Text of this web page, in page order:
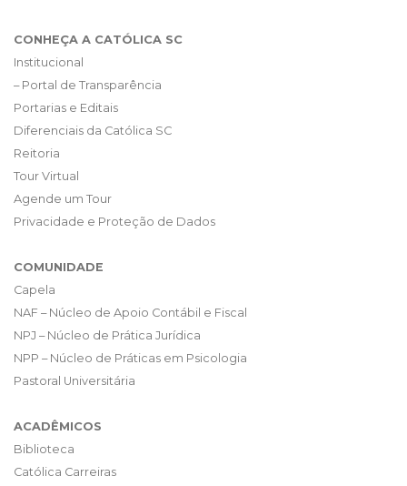
CONHEÇA A CATÓLICA SC
Institucional
– Portal de Transparência
Portarias e Editais
Diferenciais da Católica SC
Reitoria
Tour Virtual
Agende um Tour
Privacidade e Proteção de Dados
COMUNIDADE
Capela
NAF – Núcleo de Apoio Contábil e Fiscal
NPJ – Núcleo de Prática Jurídica
NPP – Núcleo de Práticas em Psicologia
Pastoral Universitária
ACADÊMICOS
Biblioteca
Católica Carreiras